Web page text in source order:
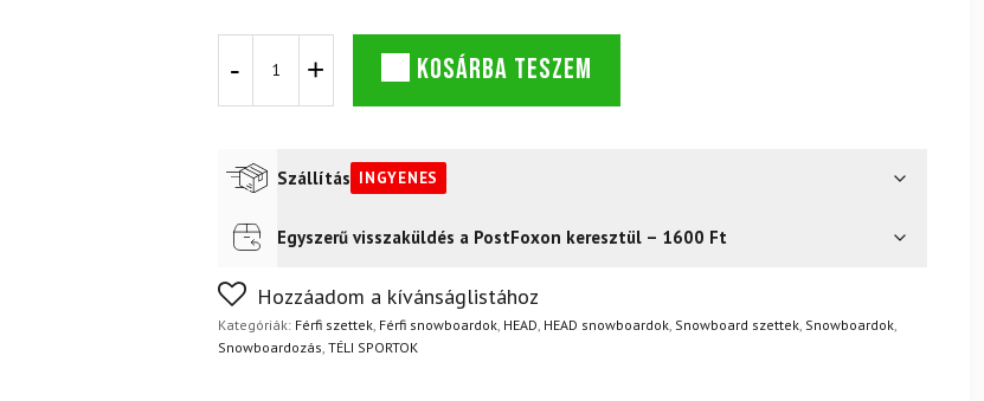
szett
KOSÁRBA TESZEM
Szállítás INGYENES
Futár a címreIngyenes
FoxPost
Egyszerű visszaküldés a PostFoxon keresztül – 1600 Ft
Nem biztos a választásában? Semmi gond – a terméket egyszerűen visszaküldheti 14
napon belül, indoklás nélkül.Mik a visszaküldés feltételei?
Hozzáadom a kívánságlistához
Kategóriák: Férfi szettek, Férfi snowboardok, HEAD HEAD snowboardok, Snowboard szettek, Snowboardok,
Snowboardozás TÉLI SPORTOK